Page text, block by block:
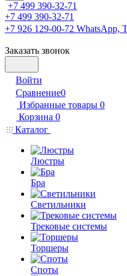
+7 499 390-32-71
+7 499 390-32-71
+7 926 129-00-72 WhatsApp,
Заказать звонок
Войти
Сравнение0
Избранные товары 0
Корзина 0
Каталог
Люстры
Бра
Светильники
Трековые системы
Торшеры
Споты